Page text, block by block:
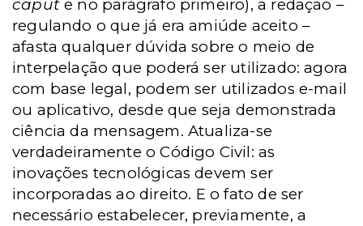
capute no parágrafo primeiro), a redação –
regulando o que já era amiúde aceito –
afasta qualquer dúvida sobre o meio de
interpelação que poderá ser utilizado: agora
com base legal, podem ser utilizados e-mail
ou aplicativo, desde que seja demonstrada
ciência da mensagem. Atualiza-se
verdadeiramente o Código Civil: as
inovações tecnológicas devem ser
incorporadas ao direito. E o fato de ser
necessário estabelecer, previamente, a